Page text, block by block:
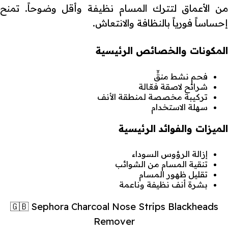
من الأعماق لتترك المسام نظيفة وأقل وضوحاً. تمنح
إحساساً فورياً بالنظافة والانتعاش.
المكونات والخصائص الرئيسية
فحم نشط منقٍّ
شرائح لاصقة فعّالة
تركيبة مخصصة لمنطقة الأنف
سهلة الاستخدام
الميزات والفوائد الرئيسية
إزالة الرؤوس السوداء
تنقية المسام من الشوائب
تقليل ظهور المسام
بشرة أنف نظيفة وناعمة
🇬🇧 Sephora Charcoal Nose Strips Blackheads
Remover